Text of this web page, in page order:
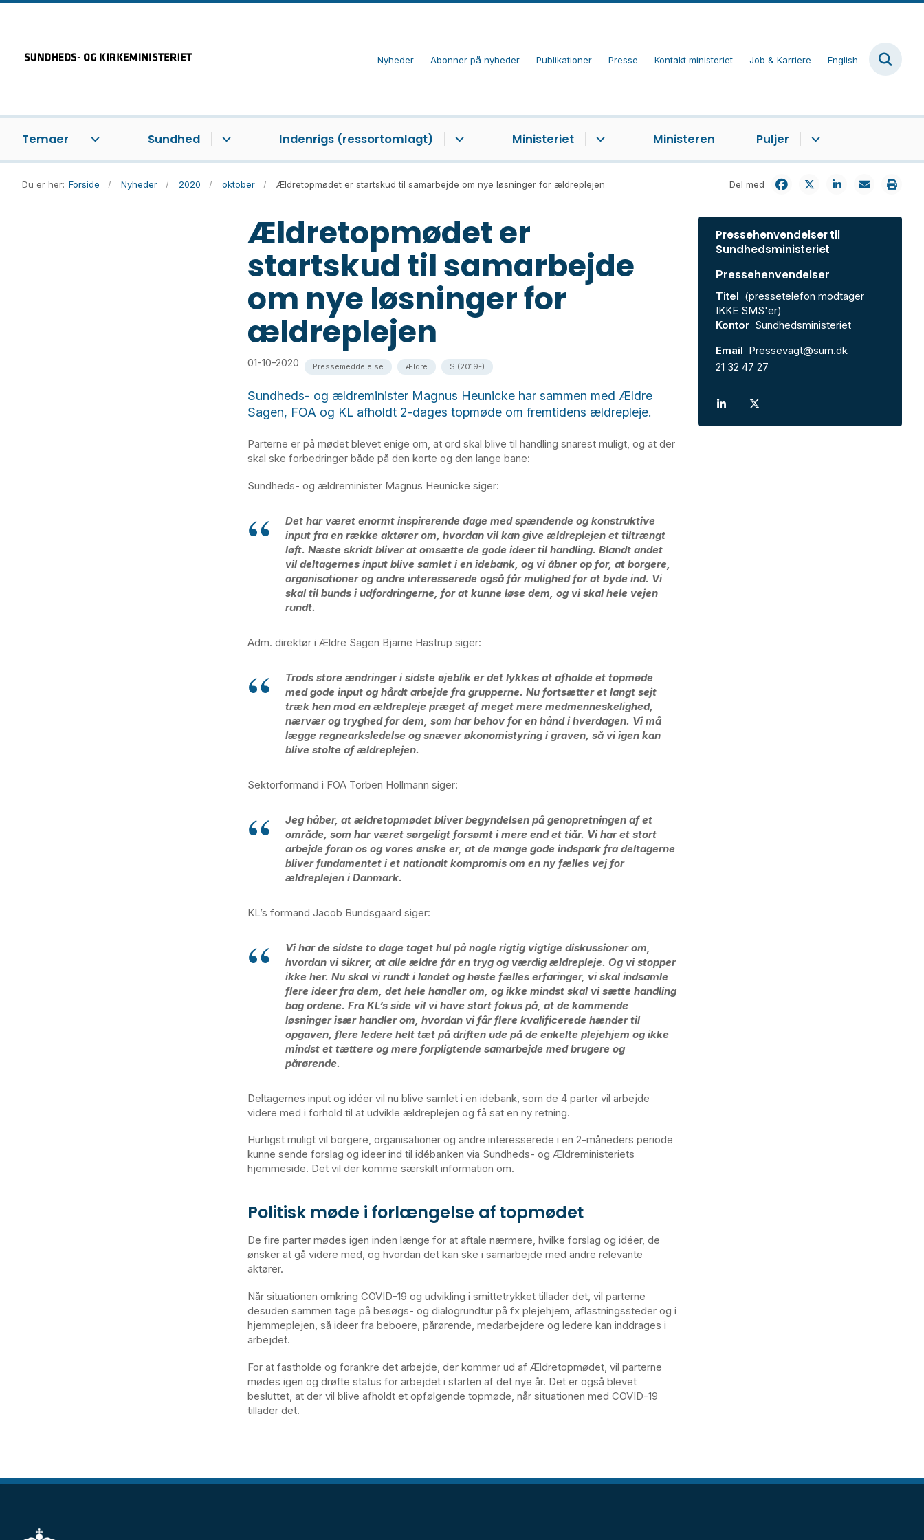
Nyheder Abonner på nyheder Publikationer Presse Kontakt ministeriet Job & Karriere English
Temaer Sundhed Indenrigs (ressortomlagt) Ministeriet Ministeren Puljer
Du er her: Forside Nyheder 2020 oktober Ældretopmødet er startskud til samarbejde om nye løsninger for ældreplejen Del med
Ældretopmødet er
startskud til samarbejde
om nye løsninger for
ældreplejen
01-10-2020 Pressemeddelelse Ældre S (2019-)
Sundheds- og ældreminister Magnus Heunicke har sammen med Ældre
Sagen, FOA og KL afholdt 2-dages topmøde om fremtidens ældrepleje.
Parterne er på mødet blevet enige om, at ord skal blive til handling snarest muligt, og at der
skal ske forbedringer både på den korte og den lange bane:
Sundheds- og ældreminister Magnus Heunicke siger:
Det har været enormt inspirerende dage med spændende og konstruktive
input fra en række aktører om, hvordan vil kan give ældreplejen et tiltrængt
løft. Næste skridt bliver at omsætte de gode ideer til handling. Blandt andet
vil deltagernes input blive samlet i en idebank, og vi åbner op for, at borgere,
organisationer og andre interesserede også får mulighed for at byde ind. Vi
skal til bunds i udfordringerne, for at kunne løse dem, og vi skal hele vejen
rundt.
Adm. direktør i Ældre Sagen Bjarne Hastrup siger:
Trods store ændringer i sidste øjeblik er det lykkes at afholde et topmøde
med gode input og hårdt arbejde fra grupperne. Nu fortsætter et langt sejt
træk hen mod en ældrepleje præget af meget mere medmenneskelighed,
nærvær og tryghed for dem, som har behov for en hånd i hverdagen. Vi må
lægge regnearksledelse og snæver økonomistyring i graven, så vi igen kan
blive stolte af ældreplejen.
Sektorformand i FOA Torben Hollmann siger:
Jeg håber, at ældretopmødet bliver begyndelsen på genopretningen af et
område, som har været sørgeligt forsømt i mere end et tiår. Vi har et stort
arbejde foran os og vores ønske er, at de mange gode indspark fra deltagerne
bliver fundamentet i et nationalt kompromis om en ny fælles vej for
ældreplejen i Danmark.
KL’s formand Jacob Bundsgaard siger:
Vi har de sidste to dage taget hul på nogle rigtig vigtige diskussioner om,
hvordan vi sikrer, at alle ældre får en tryg og værdig ældrepleje. Og vi stopper
ikke her. Nu skal vi rundt i landet og høste fælles erfaringer, vi skal indsamle
flere ideer fra dem, det hele handler om, og ikke mindst skal vi sætte handling
bag ordene. Fra KL’s side vil vi have stort fokus på, at de kommende
løsninger især handler om, hvordan vi får flere kvalificerede hænder til
opgaven, flere ledere helt tæt på driften ude på de enkelte plejehjem og ikke
mindst et tættere og mere forpligtende samarbejde med brugere og
pårørende.
Deltagernes input og idéer vil nu blive samlet i en idebank, som de 4 parter vil arbejde
videre med i forhold til at udvikle ældreplejen og få sat en ny retning.
Hurtigst muligt vil borgere, organisationer og andre interesserede i en 2-måneders periode
kunne sende forslag og ideer ind til idébanken via Sundheds- og Ældreministeriets
hjemmeside. Det vil der komme særskilt information om.
Politisk møde i forlængelse af topmødet
De fire parter mødes igen inden længe for at aftale nærmere, hvilke forslag og idéer, de
ønsker at gå videre med, og hvordan det kan ske i samarbejde med andre relevante
aktører.
Når situationen omkring COVID-19 og udvikling i smittetrykket tillader det, vil parterne
desuden sammen tage på besøgs- og dialogrundtur på fx plejehjem, aflastningssteder og i
hjemmeplejen, så ideer fra beboere, pårørende, medarbejdere og ledere kan inddrages i
arbejdet.
For at fastholde og forankre det arbejde, der kommer ud af Ældretopmødet, vil parterne
mødes igen og drøfte status for arbejdet i starten af det nye år. Det er også blevet
besluttet, at der vil blive afholdt et opfølgende topmøde, når situationen med COVID-19
tillader det.
Pressehenvendelser til
Sundhedsministeriet
Pressehenvendelser
Titel (pressetelefon modtager
IKKE SMS'er)
Kontor Sundhedsministeriet
Email Pressevagt@sum.dk
21 32 47 27